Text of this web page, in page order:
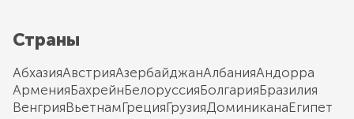
Страны
АбхазияАвстрияАзербайджанАлбанияАндорра
АрменияБахрейнБелоруссияБолгарияБразилия
ВенгрияВьетнамГрецияГрузияДоминиканаЕгипет